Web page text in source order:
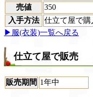
売値
350
入手方法
仕立て屋で購
▶服(衣装)一覧へ戻る
仕立て屋で販売
販売期間 1年中